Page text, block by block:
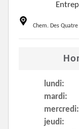
Chem. Des
lundi:
mardi:
mercredi:
jeudi: